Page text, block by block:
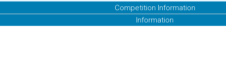
Competition Information
Information